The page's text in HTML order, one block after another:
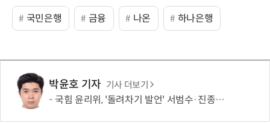
국민은행 금융 나온 하나은행
박윤호 기자 기사 더보기
국힘 윤리위, '돌려차기 발언' 서범수·진종오 징계 절차 개시